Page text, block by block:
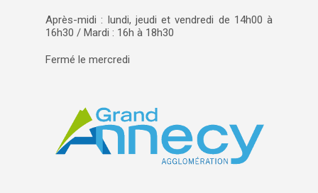
Après-midi : lundi, jeudi et vendredi de 14h00 à
16h30 / Mardi : 16h à 18h30
Fermé le mercredi